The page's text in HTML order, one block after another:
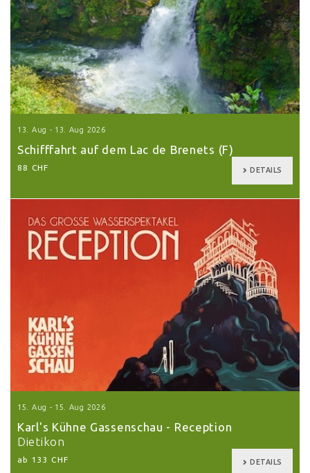
13. Aug - 13. Aug 2026
Schifffahrt auf dem Lac de Brenets (F)
88 CHF DETAILS
15. Aug - 15. Aug 2026
Karl's Kühne Gassenschau - Reception
Dietikon
ab 133 CHF DETAILS